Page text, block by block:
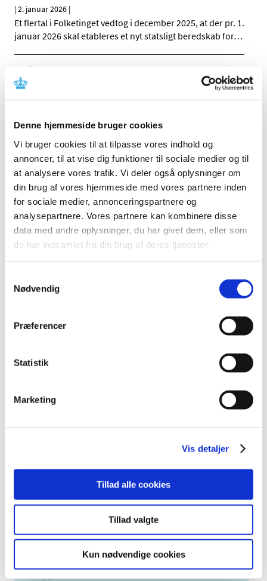
Denne hjemmeside bruger cookies
Vi bruger cookies til at tilpasse vores indhold og
annoncer, til at vise dig funktioner til sociale medier og til
at analysere vores trafik. Vi deler også oplysninger om
din brug af vores hjemmeside med vores partnere inden
for sociale medier, annonceringspartnere og
analysepartnere. Vores partnere kan kombinere disse
data med andre oplysninger, du har givet dem, eller som
de har indsamlet fra din brug af deres tjenester.
Nødvendig
Præferencer
Statistik
Marketing
Vis detaljer
Tillad alle cookies
Tillad valgte
Kun nødvendige cookies
|2. januar 2026 |
Et flertal i Folketinget vedtog i december 2025, at der pr. 1.
januar 2026 skal etableres et nyt statsligt beredskab for…
Forrige
TID
2026 (84)
august (1)
juli (13)
juni (12)
maj (10)
april (6)
marts (15)
februar (11)
2025 (158)
2023 (195)
2021 (516)
2018 (150)
2012 (44)
2010 (7)